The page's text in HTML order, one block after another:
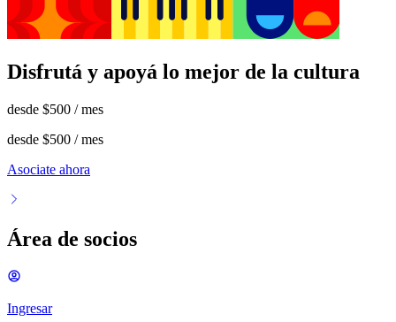
Disfrutá y apoyá lo mejor de la cultura
desde $500 / mes
desde $500 / mes
Asociate ahora
Área de socios
Ingresar